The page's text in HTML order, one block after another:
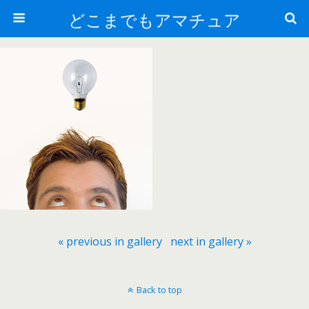
どこまでもアマチュア
« previous in gallery next in gallery »
Back to top